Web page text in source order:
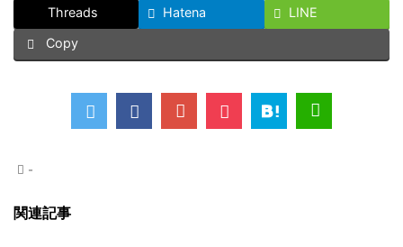
Threads
Hatena
LINE
Copy
-
関連記事